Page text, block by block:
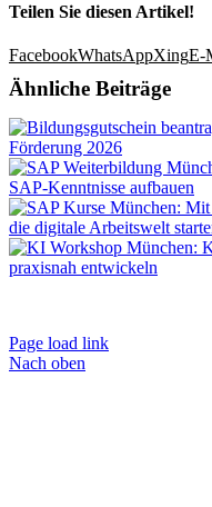
Teilen Sie diesen Artikel!
FacebookWhatsAppXingE-
Ähnliche Beiträge
Page load link
Nach oben